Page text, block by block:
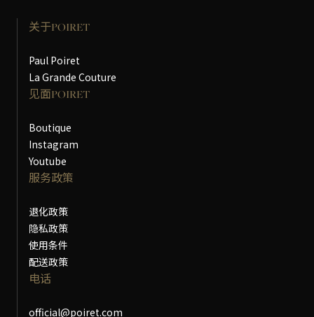
关于POIRET
Paul Poiret
La Grande Couture
见面POIRET
Boutique
Instagram
Youtube
服务政策
退化政策
隐私政策
使用条件
配送政策
电话
official@poiret.com